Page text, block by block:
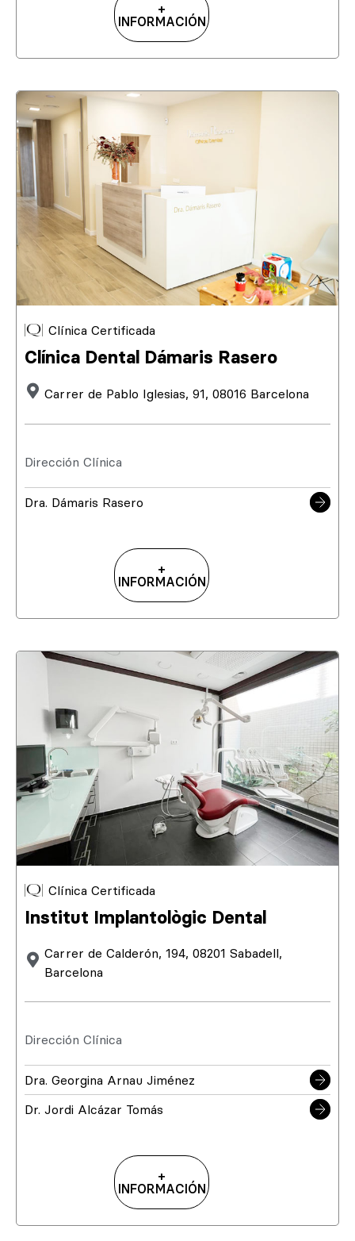
+
INFORMACIÓN
Clínica Certificada
Clínica Dental Dámaris Rasero
Carrer de Pablo Iglesias, 91, 08016 Barcelona
Dirección Clínica
Dra. Dámaris Rasero
+
INFORMACIÓN
Clínica Certificada
Institut Implantològic Dental
Carrer de Calderón, 194, 08201 Sabadell,
Barcelona
Dirección Clínica
Dra. Georgina Arnau Jiménez
Dr. Jordi Alcázar Tomás
+
INFORMACIÓN